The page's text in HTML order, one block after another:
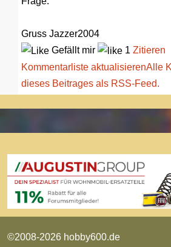
Gruss Jazzer2004
Gefällt mir
1 Zitieren
Kommentarliste aktualisierenAlle
dieses Beitrages als RSS-Feed.
©2008-2026 hobby600.de